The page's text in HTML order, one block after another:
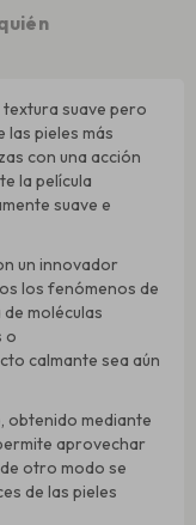
suave pero
las pieles más
con una acción
la película
suave e
un innovador
los fenómenos de
moléculas
o
calmante sea aún
obtenido mediante
aprovechar
otro modo se
de las pieles